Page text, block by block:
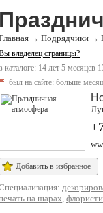
→ Подрядчики →
владелец страницы?
каталоге: 14 лет 5 месяцев
был на сайте: больше
Добавить в избранное
на шарах,